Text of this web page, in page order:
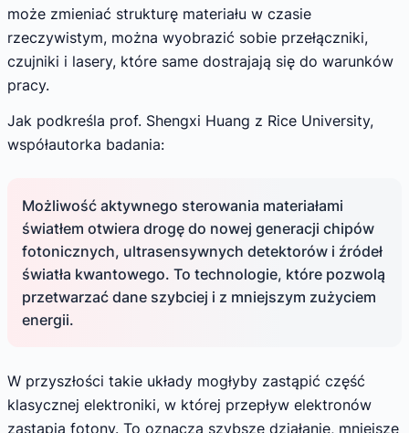
może zmieniać strukturę materiału w czasie
rzeczywistym, można wyobrazić sobie przełączniki,
czujniki i lasery, które same dostrajają się do warunków
pracy.
Jak podkreśla prof. Shengxi Huang z Rice University,
współautorka badania:
Możliwość aktywnego sterowania materiałami
światłem otwiera drogę do nowej generacji chipów
fotonicznych, ultrasensywnych detektorów i źródeł
światła kwantowego. To technologie, które pozwolą
przetwarzać dane szybciej i z mniejszym zużyciem
energii.
W przyszłości takie układy mogłyby zastąpić część
klasycznej elektroniki, w której przepływ elektronów
zastąpią fotony. To oznacza szybsze działanie, mniejsze